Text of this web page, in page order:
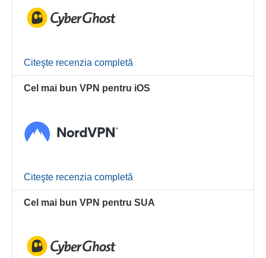
Citeşte recenzia completă
Cel mai bun VPN pentru iOS
Citeşte recenzia completă
Cel mai bun VPN pentru SUA